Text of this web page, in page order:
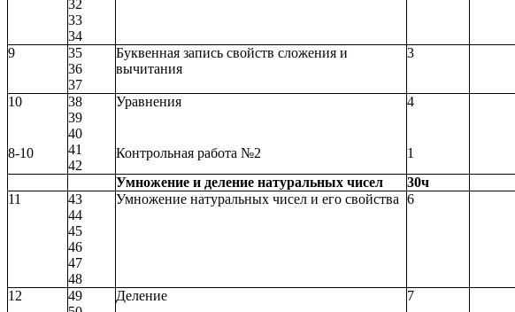
32
33
34
9
35
36
37
Буквенная запись свойств сложения и
вычитания
3
10
8-10
38
39
40
41
42
Уравнения
Контрольная работа №2
4
1
Умножение и деление натуральных чисел
30ч
11
43
44
45
46
47
48
Умножение натуральных чисел и его свойства 6
12
49
Деление 7